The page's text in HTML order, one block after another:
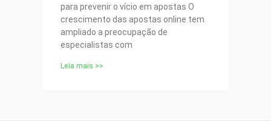
para prevenir o vício em apostas O
crescimento das apostas online tem
ampliado a preocupação de
especialistas com
Leia mais >>